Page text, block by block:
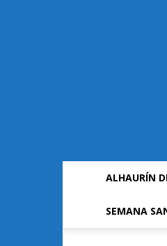
ALHAURÍN
SEMANA